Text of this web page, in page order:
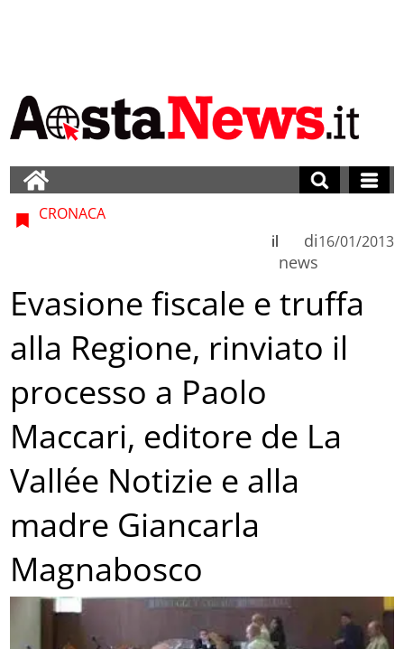
CRONACA
di
news
il 16/01/2013
Evasione fiscale e truffa
alla Regione, rinviato il
processo a Paolo
Maccari, editore de La
Vallée Notizie e alla
madre Giancarla
Magnabosco